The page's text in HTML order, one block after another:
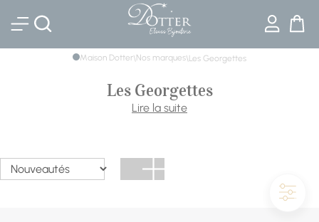
Bijouterie DOTTER
Maison Dotter\Nos marques\Les Georgettes
Les Georgettes
Les Georgettes est une marque française de bijoux et
d'oreilles interchangeables, qui peuvent être personnalisés
avec différents inserts en cuir coloré. Les Georgettes
propose également une gamme de maroquinerie, tels
Lire la suite